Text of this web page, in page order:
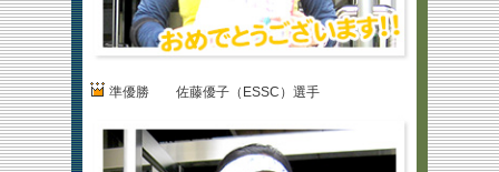
準優勝 佐藤優子（ESSC）選手